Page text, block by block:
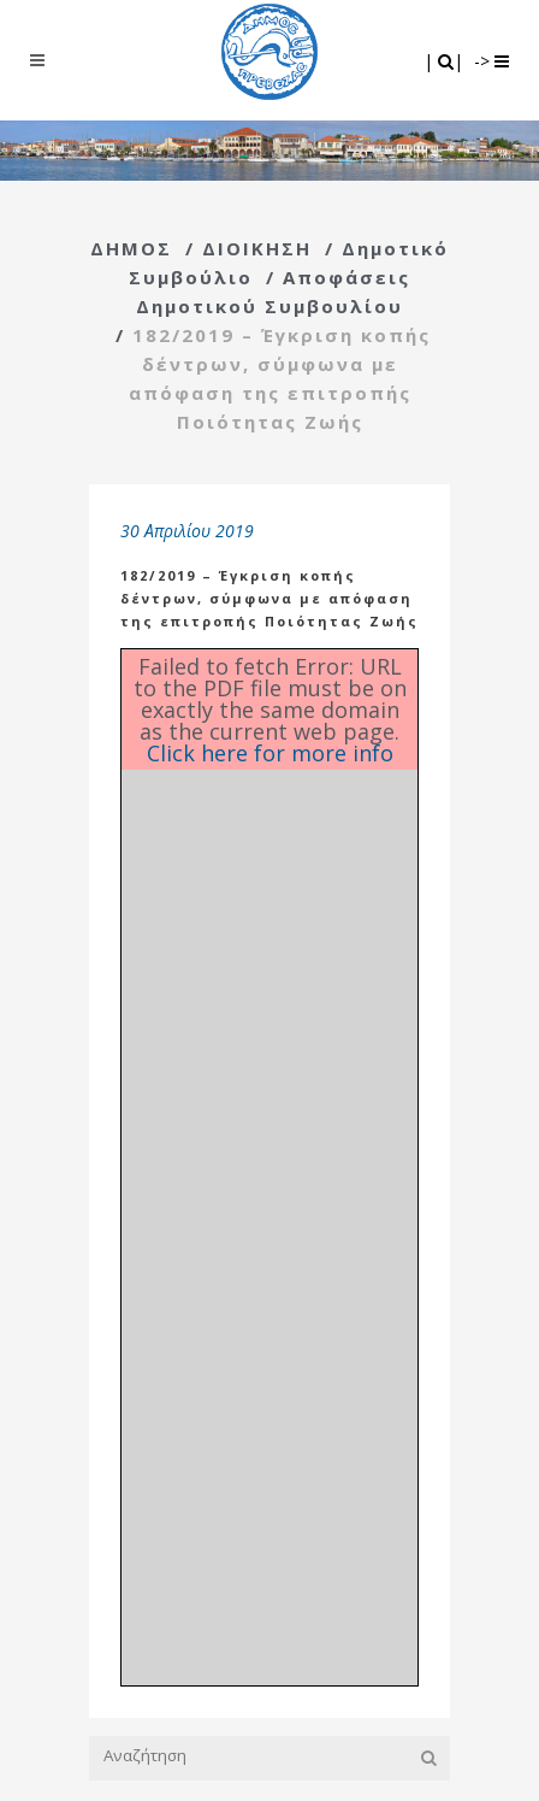
| | ->
ΔΗΜΟΣ / ΔΙΟΙΚΗΣΗ / Δημοτικό
Συμβούλιο
/ Αποφάσεις
Δημοτικού Συμβουλίου
/ 182/2019 – Έγκριση κοπής
δέντρων, σύμφωνα με
απόφαση της επιτροπής
Ποιότητας Ζωής
30 Απριλίου 2019
182/2019 – Έγκριση κοπής
δέντρων, σύμφωνα με απόφαση
της επιτροπής Ποιότητας Ζωής
Failed to fetch Error: URL
to the PDF file must be on
exactly the same domain
as the current web page.
Click here for more info